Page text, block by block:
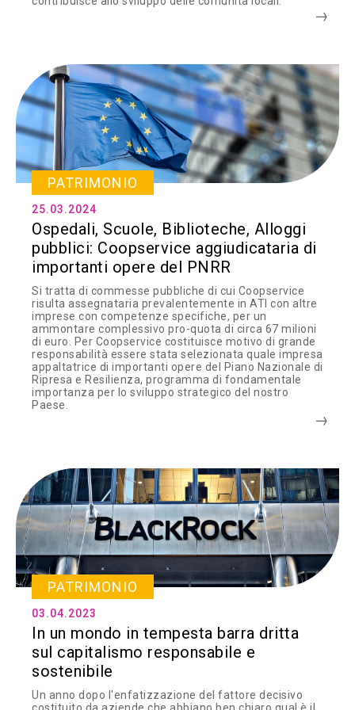
PATRIMONIO
25.03.2024
Ospedali, Scuole, Biblioteche, Alloggi
pubblici: Coopservice aggiudicataria di
importanti opere del PNRR
Si tratta di commesse pubbliche di cui Coopservice
risulta assegnataria prevalentemente in ATI con altre
imprese con competenze specifiche, per un
ammontare complessivo pro-quota di circa 67 milioni
di euro. Per Coopservice costituisce motivo di grande
responsabilità essere stata selezionata quale impresa
appaltatrice di importanti opere del Piano Nazionale di
Ripresa e Resilienza, programma di fondamentale
importanza per lo sviluppo strategico del nostro
Paese.
PATRIMONIO
03.04.2023
In un mondo in tempesta barra dritta
sul capitalismo responsabile e
sostenibile
Un anno dopo l'enfatizzazione del fattore decisivo